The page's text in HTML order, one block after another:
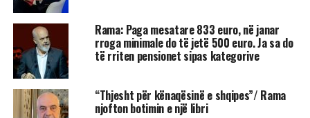
Rama: Paga mesatare 833 euro, në janar
rroga minimale do të jetë 500 euro. Ja sa do
të rriten pensionet sipas kategorive
“Thjesht për kënaqësinë e shqipes”/ Rama
njofton botimin e një libri